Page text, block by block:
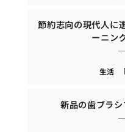
節約志向の現代人に
ーニン
生活
新品の歯ブラ